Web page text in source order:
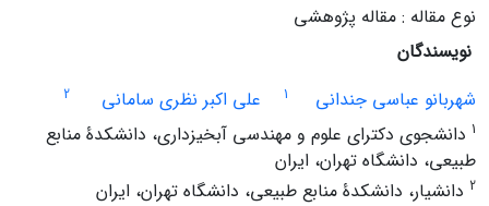
نوع مقاله : مقاله پژوهشی
نویسندگان
شهربانو عباسی جندانی
1 علی اکبر نظری سامانی
2
1 دانشجوی دکترای علوم و مهندسی آبخیزداری، دانشکدۀ منابع
طبیعی، دانشگاه تهران، ایران
2 دانشیار، دانشکدۀ منابع طبیعی، دانشگاه تهران، ایران